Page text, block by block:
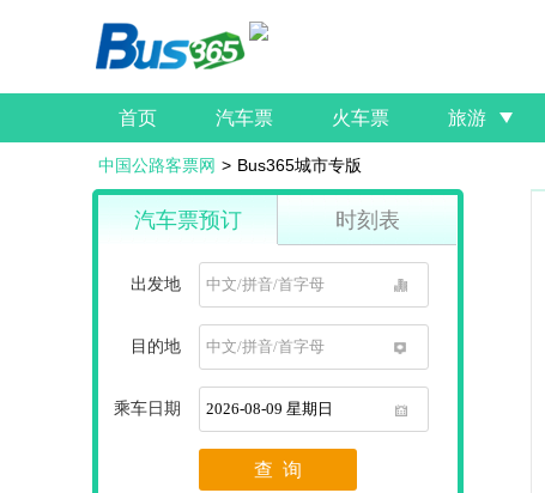
首页 汽车票 火车票 旅游
中国公路客票网 > Bus365城市专版
汽车票预订 时刻表
出发地
目的地
1
乘车日期
1
查 询